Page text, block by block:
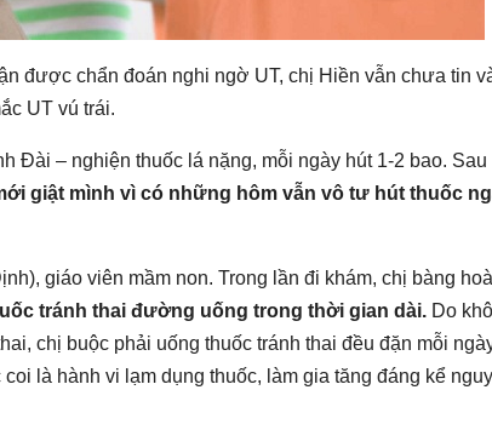
được chẩn đoán nghi ngờ UT, chị Hiền vẫn chưa tin
UT vú trái.
Đài – nghiện thuốc lá nặng, mỗi ngày hút 1-2 bao. Sau
giật mình vì có những hôm vẫn vô tư hút thuốc
giáo viên mầm non. Trong lần đi khám, chị bàng
tránh thai đường uống trong thời gian dài. Do
chị buộc phải uống thuốc tránh thai đều đặn mỗi
là hành vi lạm dụng thuốc, làm gia tăng đáng kể